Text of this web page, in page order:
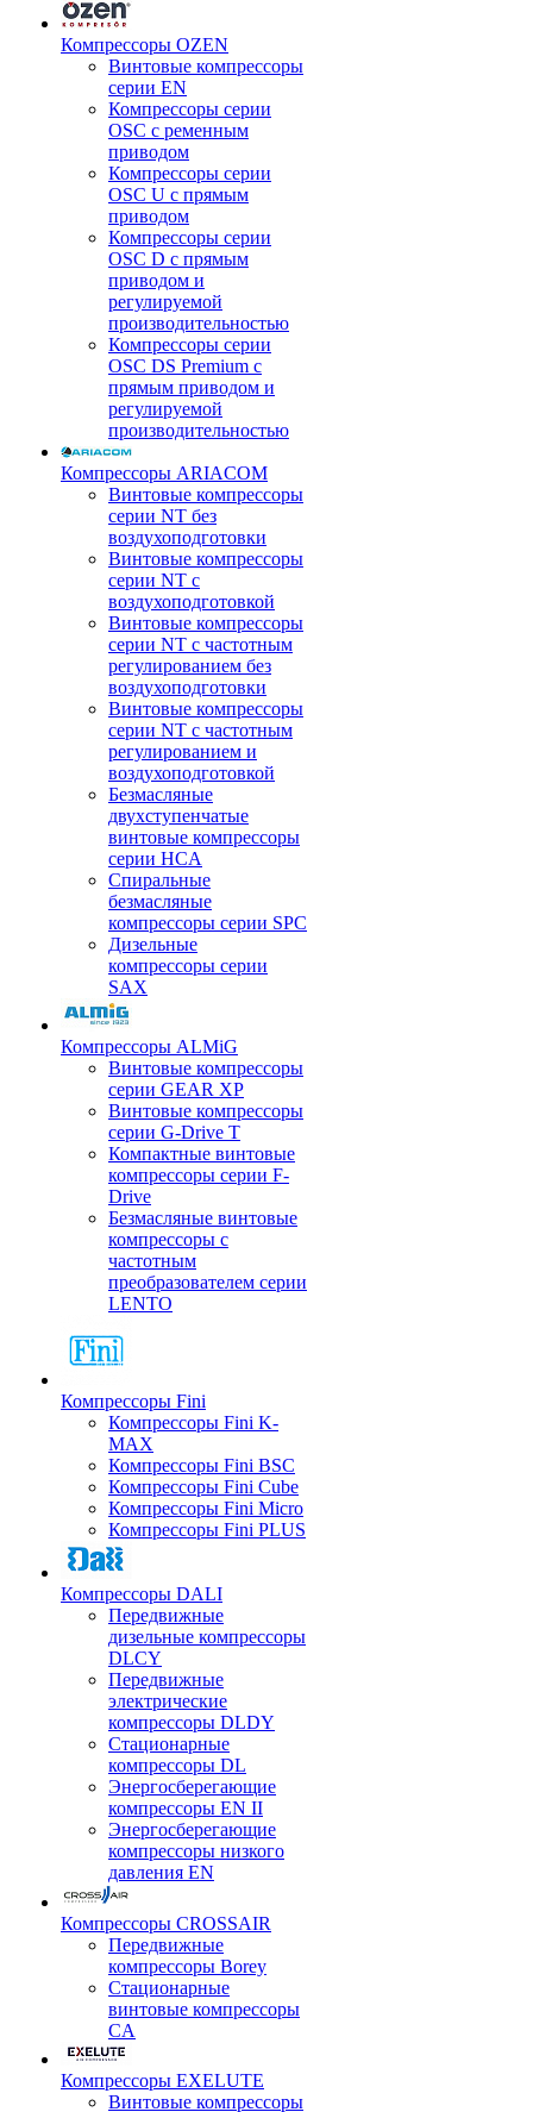
Компрессоры OZEN
Винтовые компрессоры
серии EN
Компрессоры серии
OSC с ременным
приводом
Компрессоры серии
OSC U с прямым
приводом
Компрессоры серии
OSC D с прямым
приводом и
регулируемой
производительностью
Компрессоры серии
OSC DS Premium с
прямым приводом и
регулируемой
производительностью
Компрессоры ARIACOM
Винтовые компрессоры
серии NT без
воздухоподготовки
Винтовые компрессоры
серии NT c
воздухоподготовкой
Винтовые компрессоры
серии NT с частотным
регулированием без
воздухоподготовки
Винтовые компрессоры
серии NT с частотным
регулированием и
воздухоподготовкой
Безмасляные
двухступенчатые
винтовые компрессоры
серии HCA
Спиральные
безмасляные
компрессоры серии SPC
Дизельные
компрессоры серии
SAX
Компрессоры ALMiG
Винтовые компрессоры
серии GEAR XP
Винтовые компрессоры
серии G-Drive T
Компактные винтовые
компрессоры серии F-
Drive
Безмасляные винтовые
компрессоры с
частотным
преобразователем серии
LENTO
Компрессоры Fini
Компрессоры Fini K-
MAX
Компрессоры Fini BSC
Компрессоры Fini Cube
Компрессоры Fini Micro
Компрессоры Fini PLUS
Компрессоры DALI
Передвижные
дизельные компрессоры
DLCY
Передвижные
электрические
компрессоры DLDY
Стационарные
компрессоры DL
Энергосберегающие
компрессоры EN II
Энергосберегающие
компрессоры низкого
давления EN
Компрессоры CROSSAIR
Передвижные
компрессоры Borey
Стационарные
винтовые компрессоры
CA
Компрессоры EXELUTE
Винтовые компрессоры